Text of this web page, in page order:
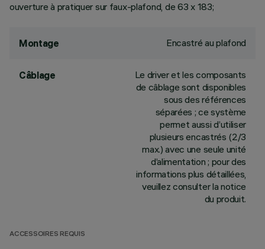
ouverture à pratiquer sur faux-plafond, de 63 x 183;
Montage Encastré au plafond
Câblage
Le driver et les composants
de câblage sont disponibles
sous des références
séparées ; ce système
permet aussi d’utiliser
plusieurs encastrés (2/3
max.) avec une seule unité
d’alimentation ; pour des
informations plus détaillées,
veuillez consulter la notice
du produit.
ACCESSOIRES REQUIS